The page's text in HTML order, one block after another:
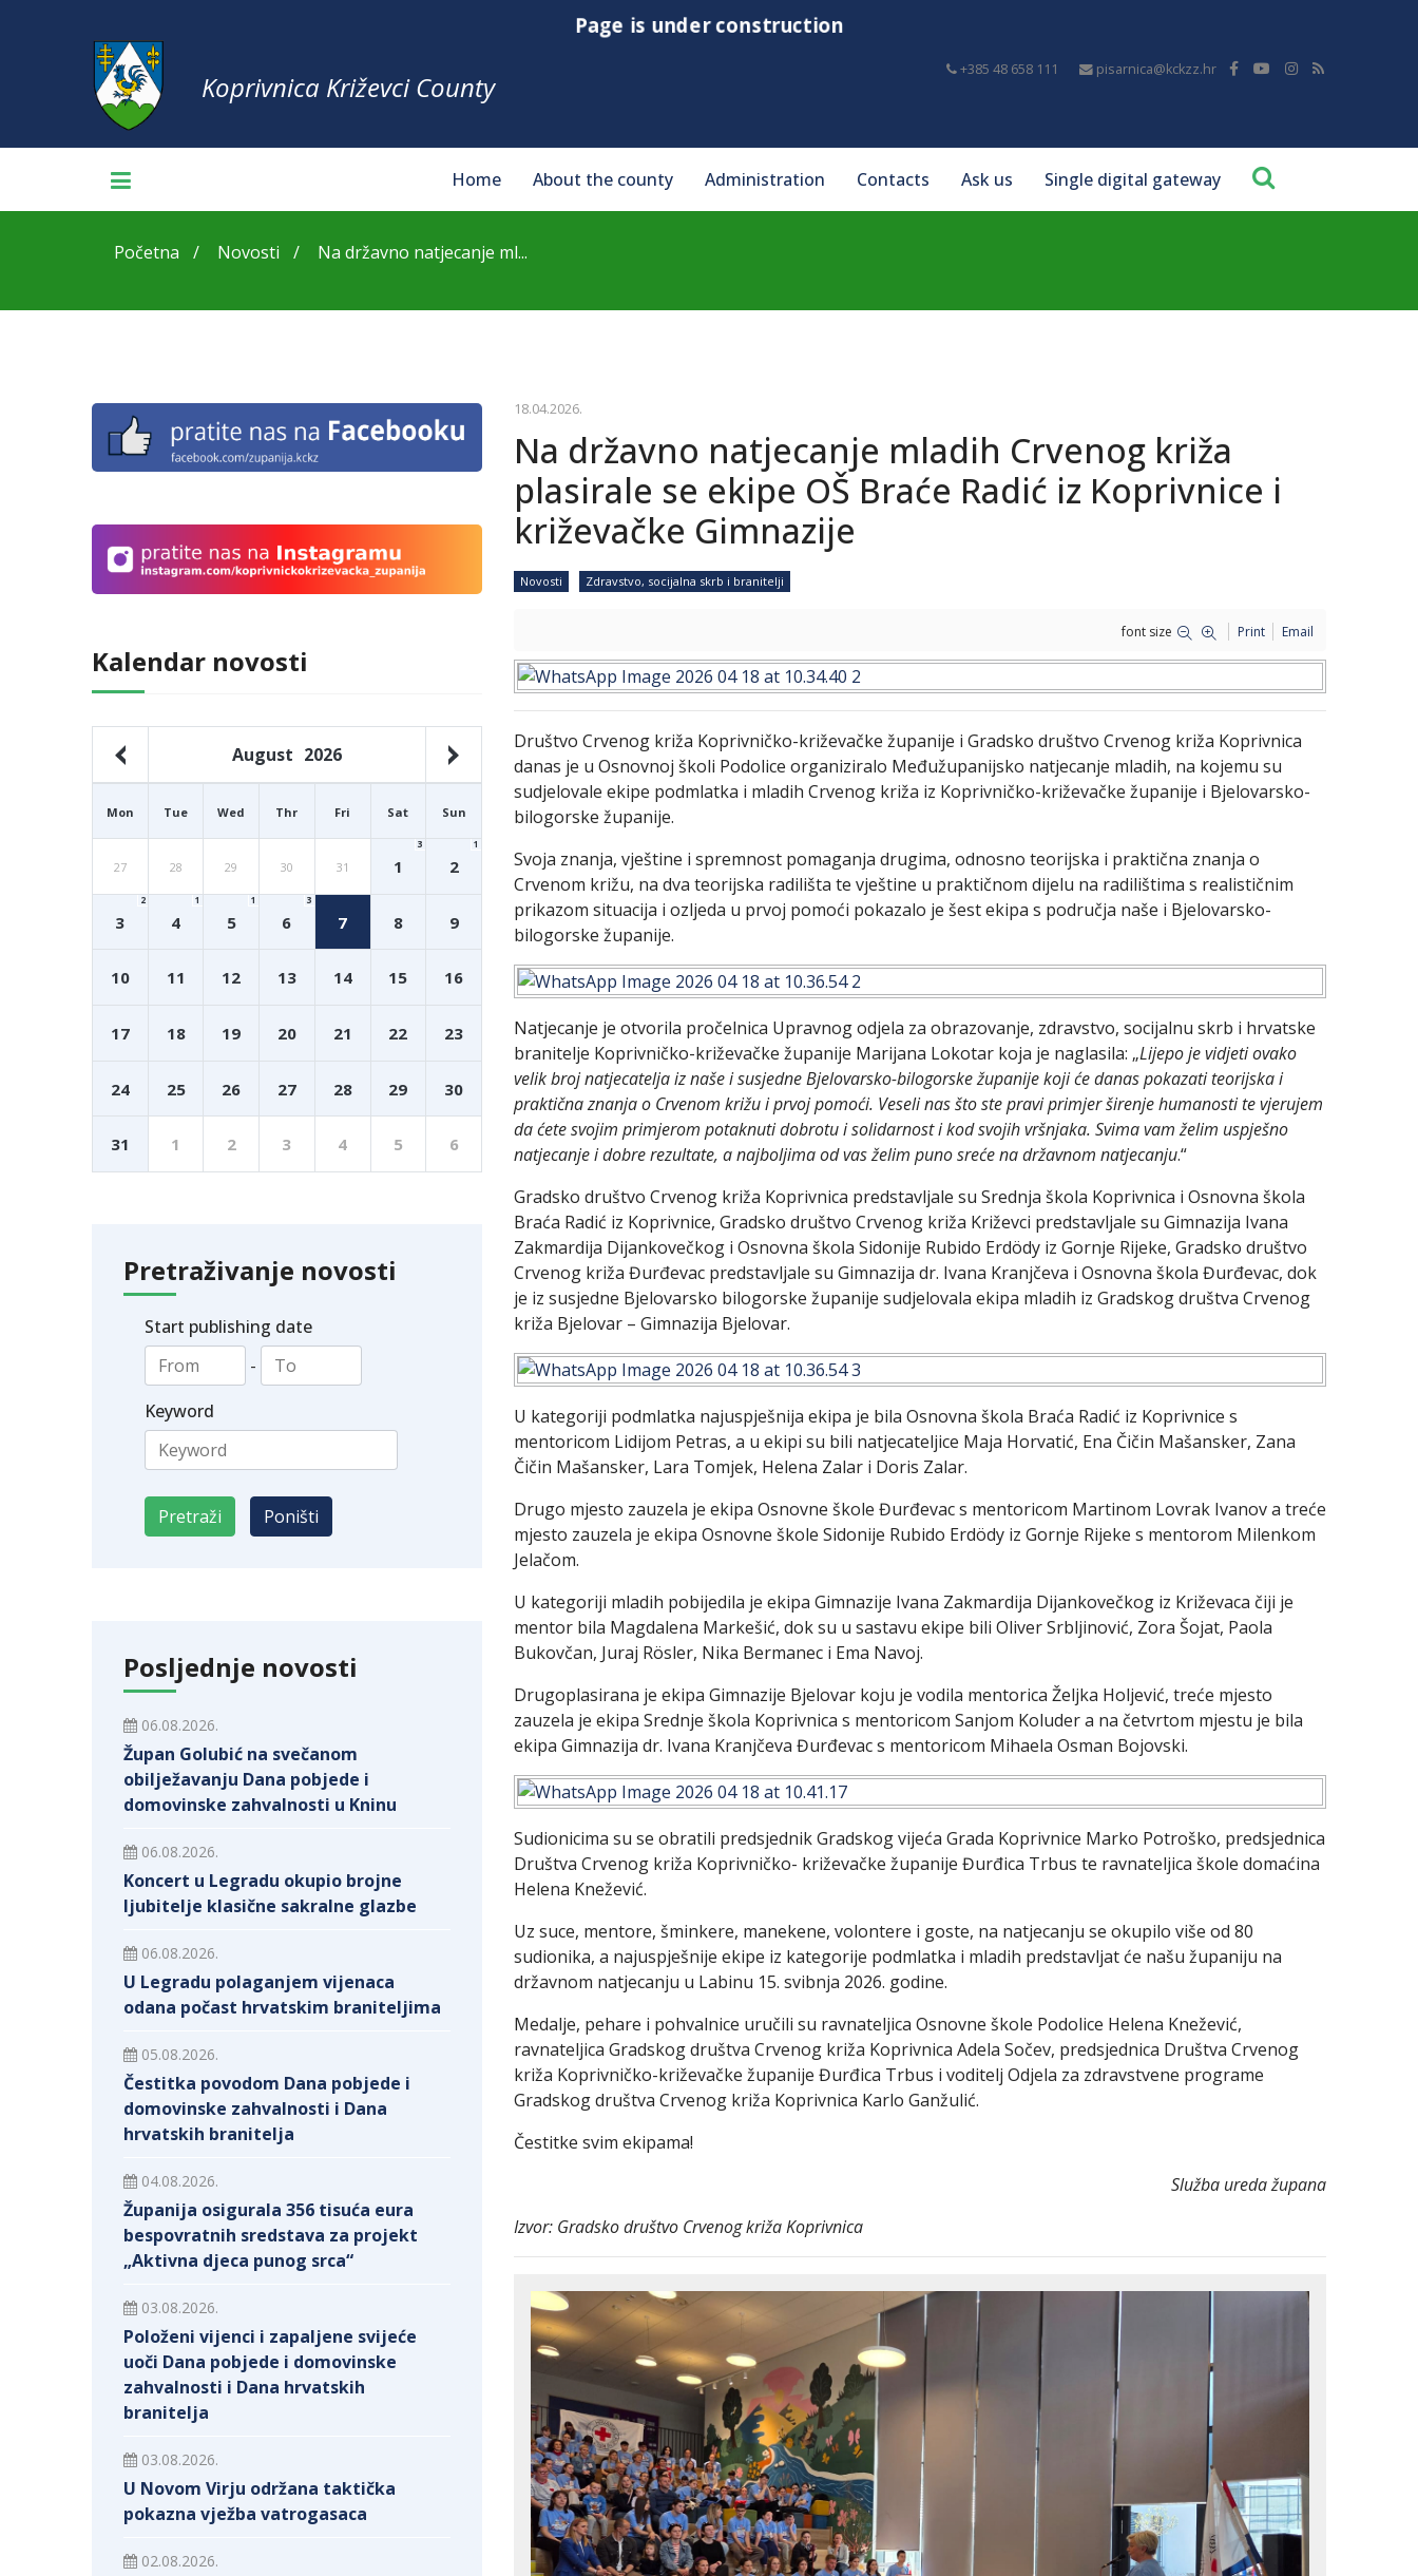
Page is under construction
+385 48 658 111 pisarnica@kckzz.hr
Koprivnica Križevci County
Home About the county Administration Contacts Ask us Single digital gateway
Početna Novosti Na državno natjecanje ml...
Kalendar novosti
August 2026
Mon Tue Wed Thr Fri Sat Sun
27 28 29 30 31 1
3
2
1
3
2
4
1
5
1
6
3
7 8 9
10 11 12 13 14 15 16
17 18 19 20 21 22 23
24 25 26 27 28 29 30
31 1 2 3 4 5 6
Pretraživanje novosti
Start publishing date
-
Keyword
Posljednje novosti
06.08.2026.
Župan Golubić na svečanom
obilježavanju Dana pobjede i
domovinske zahvalnosti u Kninu
06.08.2026.
Koncert u Legradu okupio brojne
ljubitelje klasične sakralne glazbe
06.08.2026.
U Legradu polaganjem vijenaca
odana počast hrvatskim braniteljima
05.08.2026.
Čestitka povodom Dana pobjede i
domovinske zahvalnosti i Dana
hrvatskih branitelja
04.08.2026.
Županija osigurala 356 tisuća eura
bespovratnih sredstava za projekt
„Aktivna djeca punog srca“
03.08.2026.
Položeni vijenci i zapaljene svijeće
uoči Dana pobjede i domovinske
zahvalnosti i Dana hrvatskih
branitelja
03.08.2026.
U Novom Virju održana taktička
pokazna vježba vatrogasaca
02.08.2026.
18.04.2026.
Na državno natjecanje mladih Crvenog križa
plasirale se ekipe OŠ Braće Radić iz Koprivnice i
križevačke Gimnazije
Novosti Zdravstvo, socijalna skrb i branitelji
font size Print Email
Društvo Crvenog križa Koprivničko-križevačke županije i Gradsko društvo Crvenog križa Koprivnica
danas je u Osnovnoj školi Podolice organiziralo Međužupanijsko natjecanje mladih, na kojemu su
sudjelovale ekipe podmlatka i mladih Crvenog križa iz Koprivničko-križevačke županije i Bjelovarsko-
bilogorske županije.
Svoja znanja, vještine i spremnost pomaganja drugima, odnosno teorijska i praktična znanja o
Crvenom križu, na dva teorijska radilišta te vještine u praktičnom dijelu na radilištima s realističnim
prikazom situacija i ozljeda u prvoj pomoći pokazalo je šest ekipa s područja naše i Bjelovarsko-
bilogorske županije.
Natjecanje je otvorila pročelnica Upravnog odjela za obrazovanje, zdravstvo, socijalnu skrb i hrvatske
branitelje Koprivničko-križevačke županije Marijana Lokotar koja je naglasila: „Lijepo je vidjeti ovako
velik broj natjecatelja iz naše i susjedne Bjelovarsko-bilogorske županije koji će danas pokazati teorijska i
praktična znanja o Crvenom križu i prvoj pomoći. Veseli nas što ste pravi primjer širenje humanosti te vjerujem
da ćete svojim primjerom potaknuti dobrotu i solidarnost i kod svojih vršnjaka. Svima vam želim uspješno
natjecanje i dobre rezultate, a najboljima od vas želim puno sreće na državnom natjecanju.“
Gradsko društvo Crvenog križa Koprivnica predstavljale su Srednja škola Koprivnica i Osnovna škola
Braća Radić iz Koprivnice, Gradsko društvo Crvenog križa Križevci predstavljale su Gimnazija Ivana
Zakmardija Dijankovečkog i Osnovna škola Sidonije Rubido Erdödy iz Gornje Rijeke, Gradsko društvo
Crvenog križa Đurđevac predstavljale su Gimnazija dr. Ivana Kranjčeva i Osnovna škola Đurđevac, dok
je iz susjedne Bjelovarsko bilogorske županije sudjelovala ekipa mladih iz Gradskog društva Crvenog
križa Bjelovar – Gimnazija Bjelovar.
U kategoriji podmlatka najuspješnija ekipa je bila Osnovna škola Braća Radić iz Koprivnice s
mentoricom Lidijom Petras, a u ekipi su bili natjecateljice Maja Horvatić, Ena Čičin Mašansker, Zana
Čičin Mašansker, Lara Tomjek, Helena Zalar i Doris Zalar.
Drugo mjesto zauzela je ekipa Osnovne škole Đurđevac s mentoricom Martinom Lovrak Ivanov a treće
mjesto zauzela je ekipa Osnovne škole Sidonije Rubido Erdödy iz Gornje Rijeke s mentorom Milenkom
Jelačom.
U kategoriji mladih pobijedila je ekipa Gimnazije Ivana Zakmardija Dijankovečkog iz Križevaca čiji je
mentor bila Magdalena Markešić, dok su u sastavu ekipe bili Oliver Srbljinović, Zora Šojat, Paola
Bukovčan, Juraj Rösler, Nika Bermanec i Ema Navoj.
Drugoplasirana je ekipa Gimnazije Bjelovar koju je vodila mentorica Željka Holjević, treće mjesto
zauzela je ekipa Srednje škola Koprivnica s mentoricom Sanjom Koluder a na četvrtom mjestu je bila
ekipa Gimnazija dr. Ivana Kranjčeva Đurđevac s mentoricom Mihaela Osman Bojovski.
Sudionicima su se obratili predsjednik Gradskog vijeća Grada Koprivnice Marko Potroško, predsjednica
Društva Crvenog križa Koprivničko- križevačke županije Đurđica Trbus te ravnateljica škole domaćina
Helena Knežević.
Uz suce, mentore, šminkere, manekene, volontere i goste, na natjecanju se okupilo više od 80
sudionika, a najuspješnije ekipe iz kategorije podmlatka i mladih predstavljat će našu županiju na
državnom natjecanju u Labinu 15. svibnja 2026. godine.
Medalje, pehare i pohvalnice uručili su ravnateljica Osnovne škole Podolice Helena Knežević,
ravnateljica Gradskog društva Crvenog križa Koprivnica Adela Sočev, predsjednica Društva Crvenog
križa Koprivničko-križevačke županije Đurđica Trbus i voditelj Odjela za zdravstvene programe
Gradskog društva Crvenog križa Koprivnica Karlo Ganžulić.
Čestitke svim ekipama!
Služba ureda župana
Izvor: Gradsko društvo Crvenog križa Koprivnica